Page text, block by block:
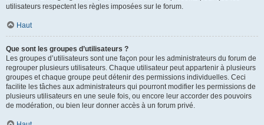
utilisateurs respectent les règles imposées sur le forum.
Haut
Que sont les groupes d’utilisateurs ?
Les groupes d’utilisateurs sont une façon pour les administrateurs du forum de
regrouper plusieurs utilisateurs. Chaque utilisateur peut appartenir à plusieurs
groupes et chaque groupe peut détenir des permissions individuelles. Ceci
facilite les tâches aux administrateurs qui pourront modifier les permissions de
plusieurs utilisateurs en une seule fois, ou encore leur accorder des pouvoirs
de modération, ou bien leur donner accès à un forum privé.